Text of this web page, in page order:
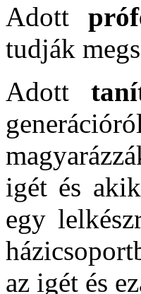
Adott
tudják
Adott
igét és
egy
az igét és